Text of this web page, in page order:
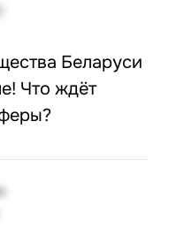
Беларуси
Что ждёт